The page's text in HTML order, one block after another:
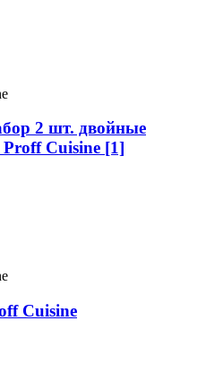
2 шт. двойные
Proff Cuisine [1]
Cuisine